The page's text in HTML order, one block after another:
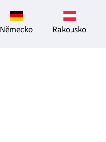
Německo Rakousko